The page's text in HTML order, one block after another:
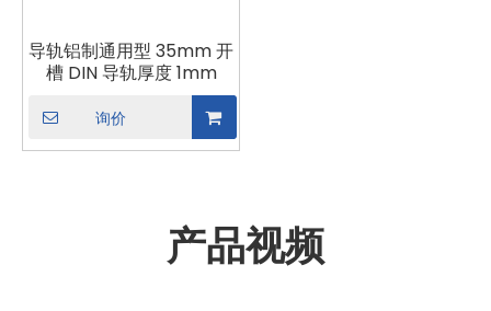
导轨铝制通用型 35mm 开
槽 DIN 导轨厚度 1mm
询价
产品视频